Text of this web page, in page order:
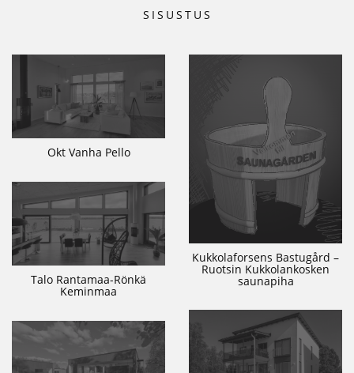
SISUSTUS
Okt Vanha Pello
Kukkolaforsens Bastugård –
Ruotsin Kukkolankosken
saunapiha
Talo Rantamaa-Rönkä
Keminmaa